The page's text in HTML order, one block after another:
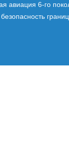
авиация 6-го
границ